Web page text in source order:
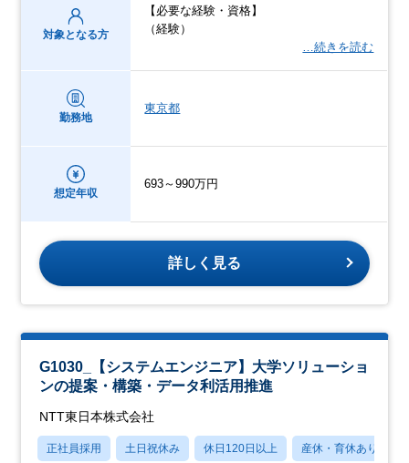
対象となる方
【必要な経験・資格】
（経験）
…続きを読む
勤務地
東京都
想定年収
693～990万円
詳しく見る
G1030_【システムエンジニア】大学ソリューショ
ンの提案・構築・データ利活用推進
NTT東日本株式会社
正社員採用 土日祝休み 休日120日以上 産休・育休あり